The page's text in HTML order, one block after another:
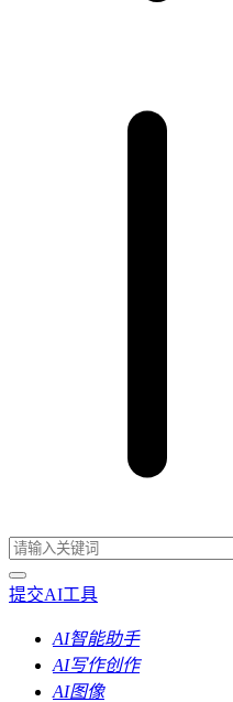
提交AI工具
AI智能助手
AI写作创作
AI图像